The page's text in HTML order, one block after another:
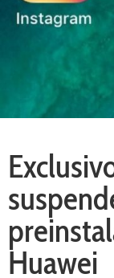
Huawei